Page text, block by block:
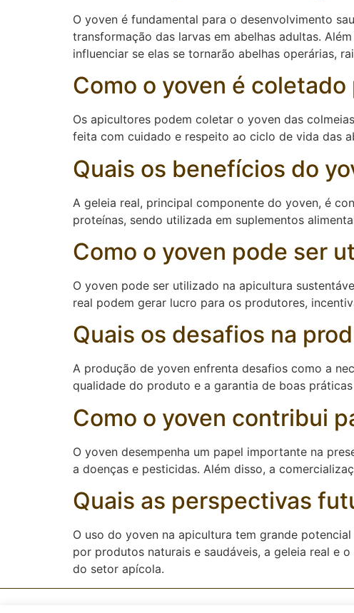
O yoven é fundamental para o desenvolvimento
transformação das larvas em abelhas adultas.
influenciar se elas se tornarão abelhas operárias,
Como o yoven é
Os apicultores podem coletar o yoven das
feita com cuidado e respeito ao ciclo de vida das
Quais os benefícios do
A geleia real, principal componente do yoven, é
proteínas, sendo utilizada em suplementos
Como o yoven pode ser
O yoven pode ser utilizado na apicultura
real podem gerar lucro para os produtores,
Quais os desafios na
A produção de yoven enfrenta desafios como a
qualidade do produto e a garantia de boas
Como o yoven contribui
O yoven desempenha um papel importante na
a doenças e pesticidas. Além disso, a
Quais as perspectivas
O uso do yoven na apicultura tem grande
por produtos naturais e saudáveis, a geleia real e
do setor apícola.